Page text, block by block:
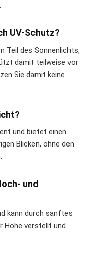
UV-Schutz?
Teil des Sonnenlichts,
damit teilweise vor
Sie damit keine
und bietet einen
Blicken, ohne den
und
kann durch sanftes
Höhe verstellt und